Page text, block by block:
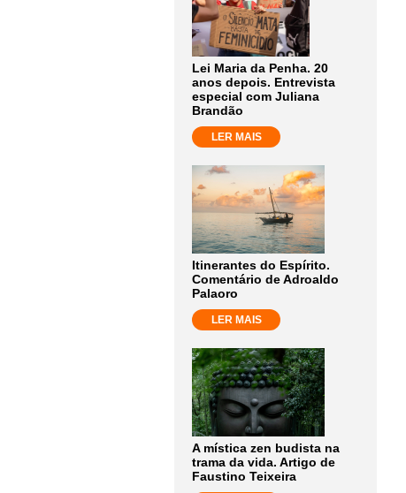
Lei Maria da Penha. 20
anos depois. Entrevista
especial com Juliana
Brandão
LER MAIS
Itinerantes do Espírito.
Comentário de Adroaldo
Palaoro
LER MAIS
A mística zen budista na
trama da vida. Artigo de
Faustino Teixeira